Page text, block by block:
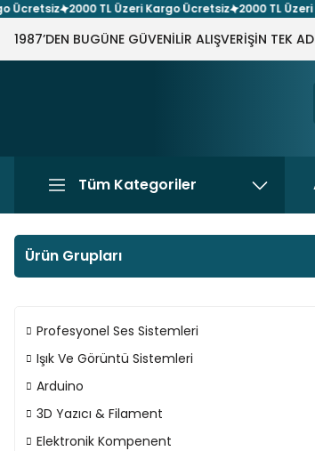
2000 TL Üzeri Kargo Ücretsiz 2000 TL Üzeri
1987’DEN BUGÜNE GÜVENİLİR ALIŞVERİŞİN TEK
Tüm Kategoriler
Ürün Grupları
Profesyonel Ses Sistemleri
Işık Ve Görüntü Sistemleri
Arduino
3D Yazıcı & Filament
Elektronik Kompenent